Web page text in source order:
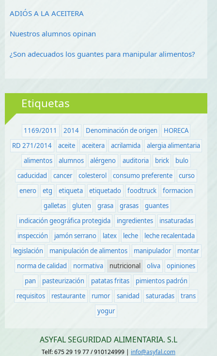
ADIÓS A LA ACEITERA
Nuestros alumnos opinan
¿Son adecuados los guantes para manipular alimentos?
Etiquetas
1169/2011 2014 Denominación de origen
HORECA
RD 271/2014
aceite aceitera acrilamida
alergia alimentaria
alimentos
alumnos alérgeno auditoria brick
bulo
caducidad
cancer colesterol consumo preferente
curso
enero
etg etiqueta etiquetado foodtruck
formacion
galletas
gluten grasa grasas
guantes
indicación geográfica protegida
ingredientes
insaturadas
inspección
jamón serrano latex leche
leche recalentada
legislación
manipulación de alimentos manipulador
montar
norma de calidad
normativa nutricional oliva
opiniones
pan
pasteurización patatas fritas
pimientos padrón
requisitos
restaurante rumor sanidad saturadas
trans
yogur
ASYFAL SEGURIDAD ALIMENTARIA. S.L
Telf: 675 29 19 77 / 910124999 | info@asyfal.com